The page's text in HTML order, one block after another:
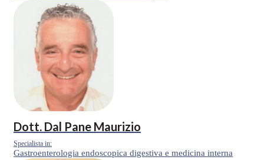
Dott. Dal Pane Maurizio
Specialista in:
Gastroenterologia endoscopica digestiva e medicina interna